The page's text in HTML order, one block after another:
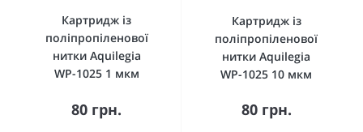
Картридж із
поліпропіленової
нитки Aquilegia
WР-1025 1 мкм
80 грн.
Картридж із
поліпропіленової
нитки Aquilegia
WР-1025 10 мкм
80 грн.